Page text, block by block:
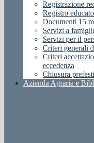
Registrazione
Registro
Documenti 15
Servizi a
Servizi per il
Criteri generali
Criteri
eccedenza
Chiusura
Azienda Agraria e